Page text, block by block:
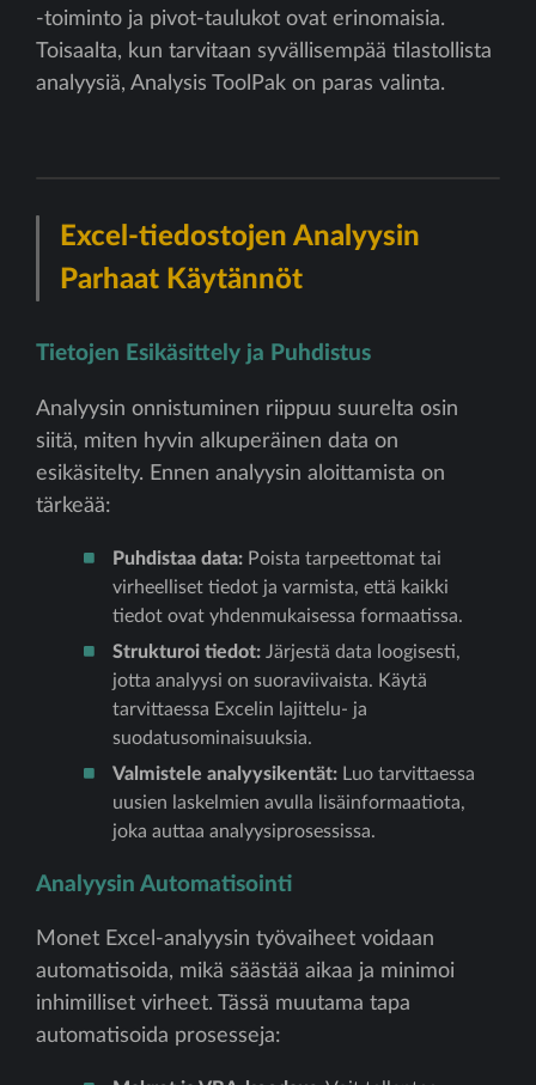
-toiminto ja pivot-taulukot ovat erinomaisia.
Toisaalta, kun tarvitaan syvällisempää tilastollista
analyysiä, Analysis ToolPak on paras valinta.
Excel-tiedostojen Analyysin
Parhaat Käytännöt
Tietojen Esikäsittely ja Puhdistus
Analyysin onnistuminen riippuu suurelta osin
siitä, miten hyvin alkuperäinen data on
esikäsitelty. Ennen analyysin aloittamista on
tärkeää:
Puhdistaa data: Poista tarpeettomat tai
virheelliset tiedot ja varmista, että kaikki
tiedot ovat yhdenmukaisessa formaatissa.
Strukturoi tiedot: Järjestä data loogisesti,
jotta analyysi on suoraviivaista. Käytä
tarvittaessa Excelin lajittelu- ja
suodatusominaisuuksia.
Valmistele analyysikentät: Luo tarvittaessa
uusien laskelmien avulla lisäinformaatiota,
joka auttaa analyysiprosessissa.
Analyysin Automatisointi
Monet Excel-analyysin työvaiheet voidaan
automatisoida, mikä säästää aikaa ja minimoi
inhimilliset virheet. Tässä muutama tapa
automatisoida prosesseja: